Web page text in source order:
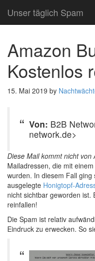
Unser täglich Spam
Amazon
Kostenlos
15. Mai 2019 by
Von: B2B
network.de>
Diese Mail kommt nicht von
Mailadressen, die mit einem
wurden. In diesem Fall
ausgelegte Honigtopf-
nicht sichtbar geworden ist.
reinfallen!
Die Spam ist relativ
Eindruck zu erwecken. So